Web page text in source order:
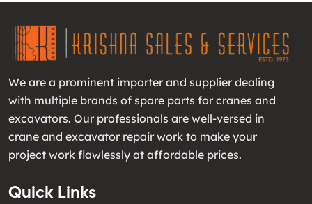
We are a prominent importer and supplier dealing
with multiple brands of spare parts for cranes and
excavators. Our professionals are well-versed in
crane and excavator repair work to make your
project work flawlessly at affordable prices.
Quick Links